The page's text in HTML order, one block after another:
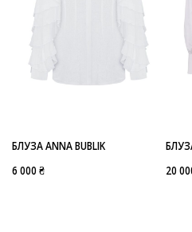
БЛУЗА ANNA BUBLIK
6 000 ₴
20